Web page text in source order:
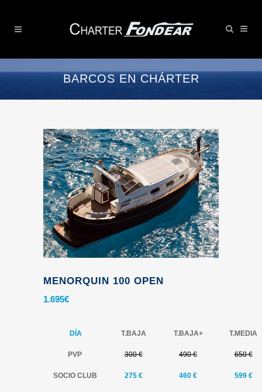
BARCOS EN CHÁRTER
MENORQUIN 100 OPEN
1.695€
DÍA T.BAJA T.BAJA+ T.MEDIA
PVP 300 € 490 € 650 €
SOCIO CLUB 275 € 460 € 599€